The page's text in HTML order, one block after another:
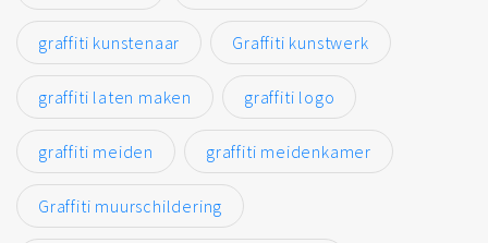
graffiti kunstenaar Graffiti kunstwerk
graffiti laten maken graffiti logo
graffiti meiden graffiti meidenkamer
Graffiti muurschildering